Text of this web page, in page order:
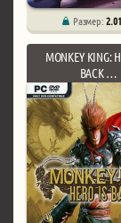
Размер:
MONKEY KING:
BACK …